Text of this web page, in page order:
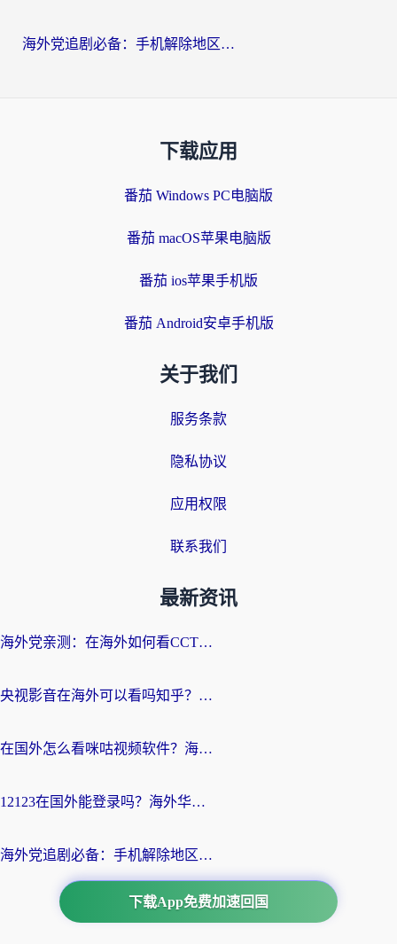
海外党追剧必备：手机解除地区限制app怎么选？解决央视视频&国内剧地区限制全指南
下载应用
番茄 Windows PC电脑版
番茄 macOS苹果电脑版
番茄 ios苹果手机版
番茄 Android安卓手机版
关于我们
服务条款
隐私协议
应用权限
联系我们
最新资讯
海外党亲测：在海外如何看CCTV？告别“仅限大陆播放”的实用指南
央视影音在海外可以看吗知乎？留学生亲测：3步解决地域限制+追剧自由
在国外怎么看咪咕视频软件？海外党亲测有效的回国加速方案
12123在国外能登录吗？海外华人必看的回国加速实用指南
海外党追剧必备：手机解除地区限制app怎么选？解决央视视频&国内剧地区限制全指南
下载App免费加速回国